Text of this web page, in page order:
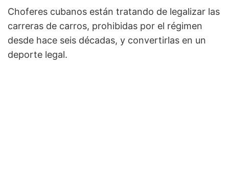
Choferes cubanos están tratando de legalizar las
carreras de carros, prohibidas por el régimen
desde hace seis décadas, y convertirlas en un
deporte legal.